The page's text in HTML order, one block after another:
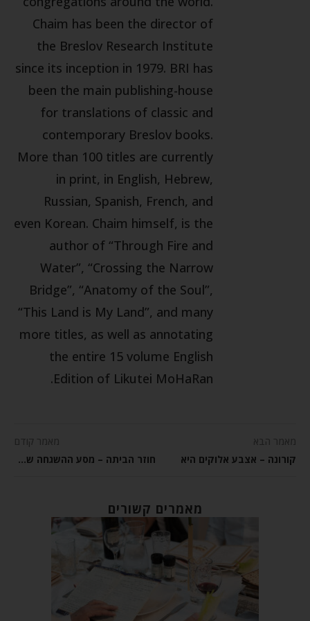
Chaim has been the director of
the Breslov Research Institute
since its inception in 1979. BRI has
been the main publishing-house
for translations of classic and
contemporary Breslov books.
More than 100 titles are currently
in print, in English, Hebrew,
Russian, Spanish, French, and
even Korean. Chaim himself, is the
author of “Through Fire and
Water”, “Crossing the Narrow
Bridge”, “Anatomy of the Soul”,
“This Land is My Land”, and many
more titles, as well as annotating
the entire 15 volume English
Edition of Likutei MoHaRan.
מאמר הבא
קורונה – אצבע אלוקים היא
מאמר קודם
חוזר הביתה – מסע ההשגחה של יחיאל
מאמרים קשורים